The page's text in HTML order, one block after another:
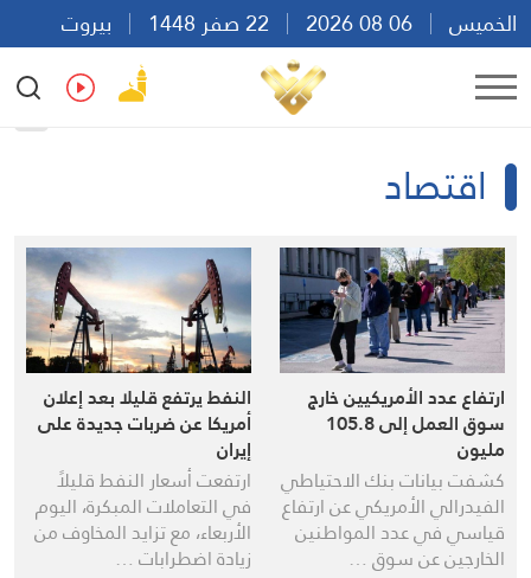
الخميس
بيروت
20:30
Ar
اقتصاد
ارتفاع عدد الأمريكيين خارج
سوق العمل إلى 105.8
مليون
كشفت بيانات بنك الاحتياطي
الفيدرالي الأمريكي عن ارتفاع
قياسي في عدد المواطنين
الخارجين عن سوق …
النفط يرتفع قليلا بعد إعلان
أمريكا عن ضربات جديدة على
إيران
ارتفعت أسعار النفط قليلاً
في التعاملات المبكرة، اليوم
الأربعاء، مع تزايد المخاوف من
زيادة اضطرابات …